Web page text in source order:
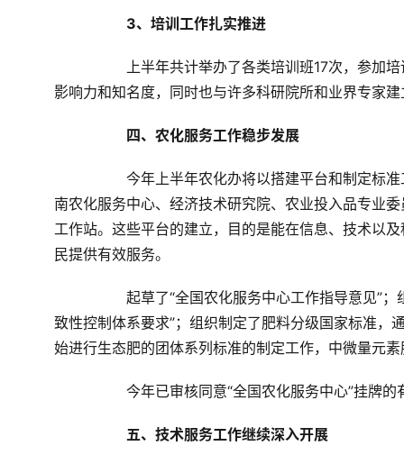
3、培训工作扎实推进
	上半年共计举办了各类培训班
17次，参加
影响力和知名度，同时也与许多科研院所和业界专家
四、农化服务工作稳步发展
南农化服务中心、经济技术研究院、农业投入品专业
工作站。这些平台的建立，目的是能在信息、技术以
民提供有效服务。
致性控制体系要求”；组织制定了肥料分级国家标准，
始进行生态肥的团体系列标准的制定工作，中微量元
今年已审核同意“全国农化服务中心”挂牌
五、技术服务工作继续深入开展